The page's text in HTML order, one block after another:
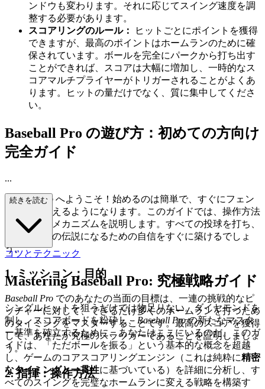
ンドウも変わります。それに応じてスイング速度を調
整する必要があります。
スコアリングのルール：
ヒットごとにポイントを獲得
できますが、最高のポイントはホームランのために確
保されています。ボールを完全にパークから打ち出す
ことができれば、スコアは大幅に増加し、一時的なス
コアマルチプライヤーがトリガーされることがよくあ
ります。ヒットの量だけでなく、質に集中してくださ
い。
Baseball Pro の遊び方：初めての方向け
完全ガイド
...
Baseball Pro へようこそ！始めるのは簡単で、すぐにフェン
ス越えを狙えるようになります。このガイドでは、操作方法
と基本的なメカニズムを説明します。すべての投球を打ち、
ホームランの伝説になるための自信をすぐに築けるでしょ
う。
1. ミッション：目的
Baseball Pro でのあなたの当面の目標は、一連の挑戦的なピ
ッチャーに対して、できるだけ多くのホームランを打つため
のタイミングをマスターすることです。最高のスコアを獲得
して、あなたが究極のスラッガーであることを証明しましょ
う。
2. 指揮：操作方法
続きを読む
コツとテクニック
Mastering Baseball Pro: 究極戦略ガイド
シングルヒットを狙うだけでは物足りない。ダイヤモンドを
制し、スコアボードを粉砕し、 Baseball Proの新たなマスタ
ー基準を確立するために、あなたはここにいるのだ。このガ
イドは、「ただボールを振る」という基本的な概念を超越
し、ゲームのコアスコアリングエンジン（これは純粋に精密
なタイミングと一貫性に基づいている）を詳細に分析し、す
べてのスイングを完璧なホームランに変える戦略を構築す